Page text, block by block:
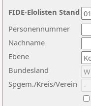
Nachname
Ebene
Personennummer
Bundesland
Spgem./Kreis/Verein
FIDE-Elolisten Stand